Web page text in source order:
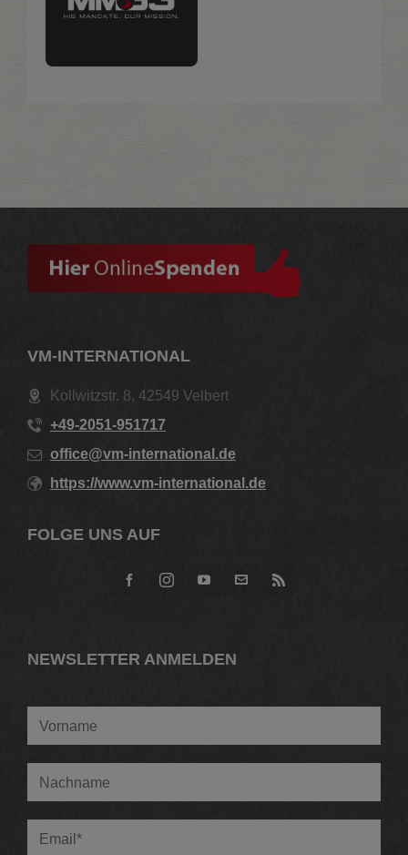
VM-INTERNATIONAL
Kollwitzstr. 8, 42549 Velbert
+49-2051-951717
office@vm-international.de
https://www.vm-international.de
FOLGE UNS AUF
NEWSLETTER ANMELDEN